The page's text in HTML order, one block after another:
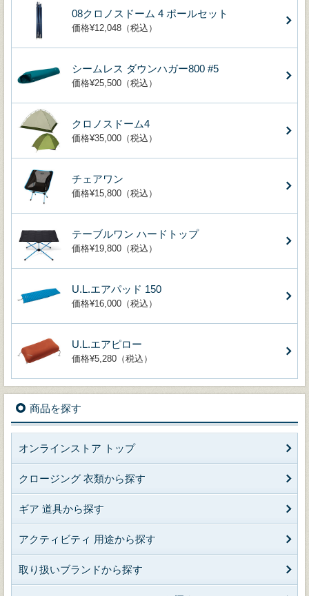
08クロノスドーム 4 ポールセット
価格¥12,048（税込）
シームレス ダウンハガー800 #5
価格¥25,500（税込）
クロノスドーム4
価格¥35,000（税込）
チェアワン
価格¥15,800（税込）
テーブルワン ハードトップ
価格¥19,800（税込）
U.L.エアパッド 150
価格¥16,000（税込）
U.L.エアピロー
価格¥5,280（税込）
商品を探す
オンラインストア トップ
クロージング 衣類から探す
ギア 道具から探す
アクティビティ 用途から探す
取り扱いブランドから探す